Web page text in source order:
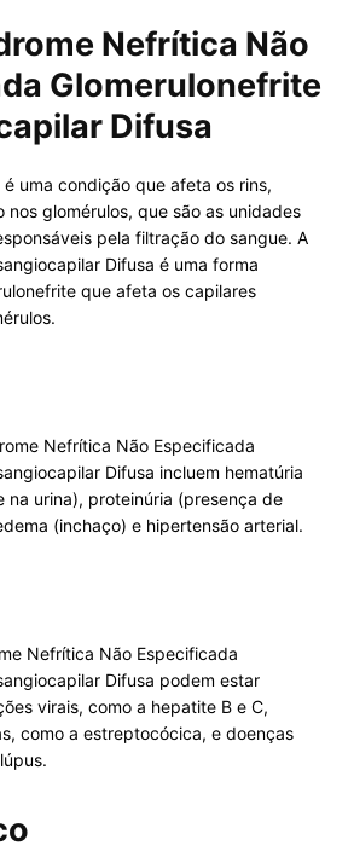
Nefrítica Não
Glomerulonefrite
Difusa
uma condição que afeta os rins,
nos glomérulos, que são as unidades
pela filtração do sangue. A
Difusa é uma forma
que afeta os capilares
Nefrítica Não Especificada
Difusa incluem hematúria
na urina), proteinúria (presença de
(inchaço) e hipertensão arterial.
Nefrítica Não Especificada
Difusa podem estar
virais, como a hepatite B e C,
como a estreptocócica, e doenças